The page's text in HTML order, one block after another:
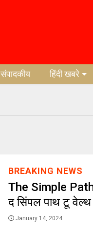
संपादकीय हिंदी खबरे
BREAKING NEWS
The Simple
द सिंपल पाथ टू
January 14, 2024